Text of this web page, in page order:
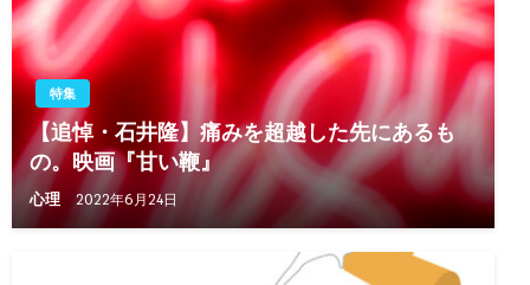
特集
【追悼・石井隆】痛みを超越した先にあるも
の。映画『甘い鞭』
心理 2022年6月24日